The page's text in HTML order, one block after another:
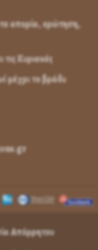
απορία, ερώτηση,
Κυριακές
μέχρι το βράδυ
Απόρρητου